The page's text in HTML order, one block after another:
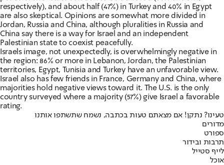
respectively), and about half (47%) in Turkey and 40% in Egypt
are also skeptical. Opinions are somewhat more divided in
Jordan, Russia and China, although pluralities in Russia and
China say there is a way for Israel and an independent
Palestinian state to coexist peacefully.
Israels image, not unexpectedly, is overwhelmingly negative in
the region: 86% or more in Lebanon, Jordan, the Palestinian
territories, Egypt, Tunisia and Turkey have an unfavorable view.
Israel also has few friends in France, Germany and China, where
majorities hold negative views toward it. The U.S. is the only
country surveyed where a majority (57%) give Israel a favorable
rating.
טעינו? נתקן! אם מצאתם טעות בכתבה, נשמח שתשתפו אותנו
מדורים
ספורט
תרבות ובידור
לייף סטייל
אוכל